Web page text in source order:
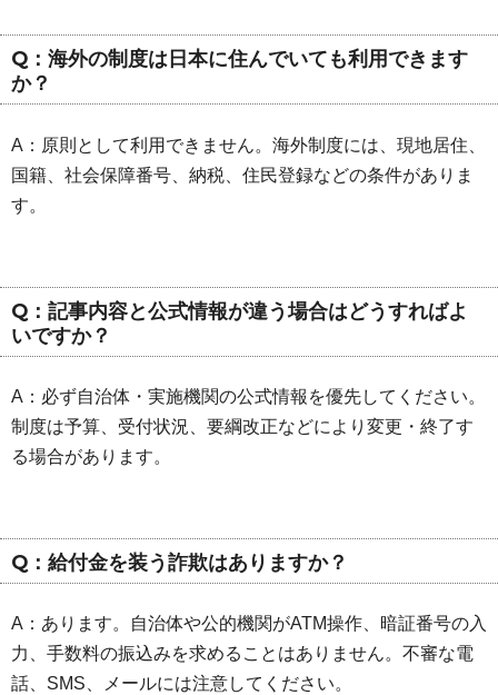
Q：海外の制度は日本に住んでいても利用できます
か？
A：原則として利用できません。海外制度には、現地居住、
国籍、社会保障番号、納税、住民登録などの条件がありま
す。
Q：記事内容と公式情報が違う場合はどうすればよ
いですか？
A：必ず自治体・実施機関の公式情報を優先してください。
制度は予算、受付状況、要綱改正などにより変更・終了す
る場合があります。
Q：給付金を装う詐欺はありますか？
A：あります。自治体や公的機関がATM操作、暗証番号の入
力、手数料の振込みを求めることはありません。不審な電
話、SMS、メールには注意してください。